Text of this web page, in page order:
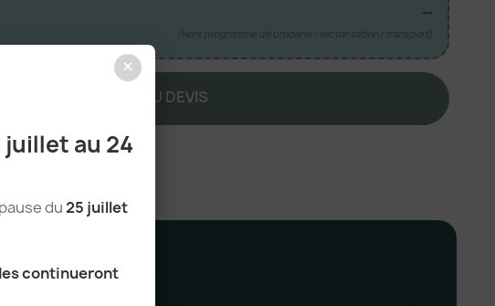
×
au 24
du25 juillet
continueront
--
(Hors programme de broderie / vectorisation / transport)
AJOUTER AU DEVIS